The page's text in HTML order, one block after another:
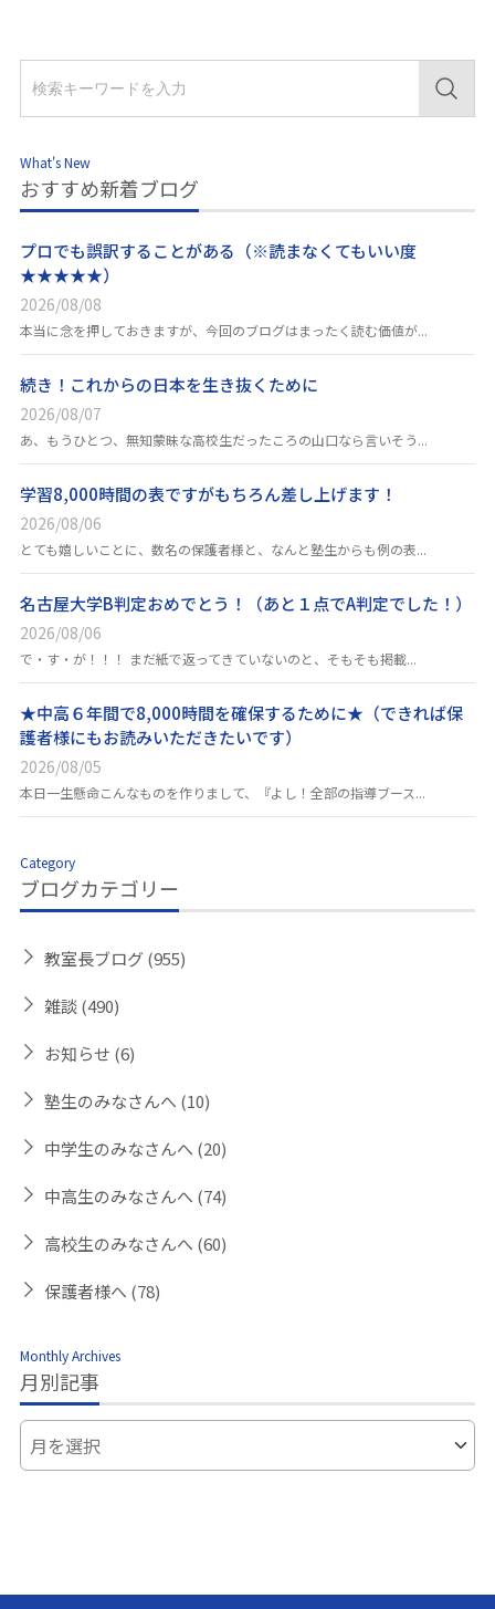
What's New
おすすめ新着ブログ
プロでも誤訳することがある（※読まなくてもいい度
★★★★★）
2026/08/08
本当に念を押しておきますが、今回のブログはまったく読む価値が...
続き！これからの日本を生き抜くために
2026/08/07
あ、もうひとつ、無知蒙昧な高校生だったころの山口なら言いそう...
学習8,000時間の表ですがもちろん差し上げます！
2026/08/06
とても嬉しいことに、数名の保護者様と、なんと塾生からも例の表...
名古屋大学B判定おめでとう！（あと１点でA判定でした！）
2026/08/06
で・す・が！！！ まだ紙で返ってきていないのと、そもそも掲載...
★中高６年間で8,000時間を確保するために★（できれば保
護者様にもお読みいただきたいです）
2026/08/05
本日一生懸命こんなものを作りまして、『よし！全部の指導ブース...
Category
ブログカテゴリー
教室長ブログ(955)
雑談(490)
お知らせ (6)
塾生のみなさんへ (10)
中学生のみなさんへ (20)
中高生のみなさんへ (74)
高校生のみなさんへ (60)
保護者様へ (78)
Monthly Archives
月別記事